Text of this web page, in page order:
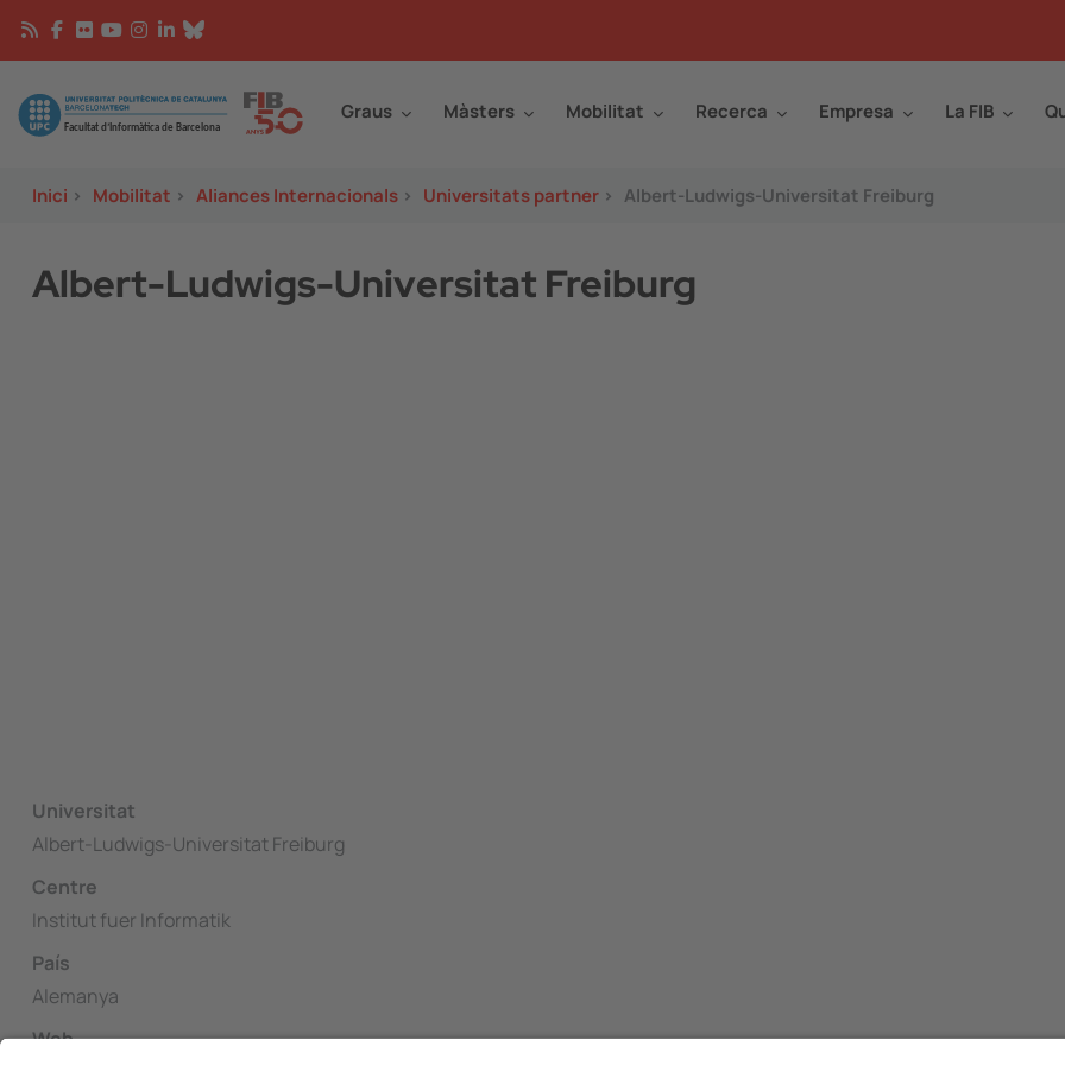
Vés al contingut
Image Graus Màsters Mobilitat Recerca Empresa La FIB
Inici > Mobilitat > Aliances Internacionals > Universitats partner > Albert-Ludwigs-Universitat Freiburg
Albert-Ludwigs-Universitat Freiburg
Universitat
Albert-Ludwigs-Universitat Freiburg
Centre
Institut fuer Informatik
País
Alemanya
Web